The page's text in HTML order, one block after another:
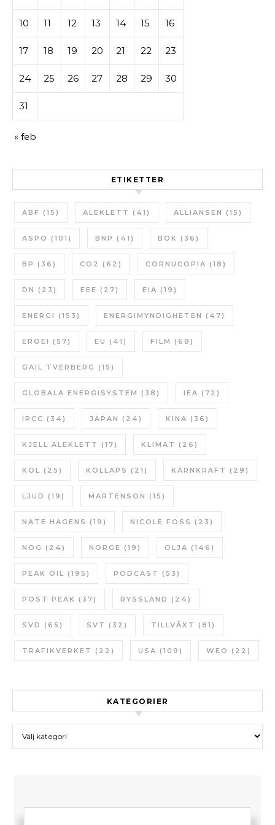
10 11 12 13 14 15 16
17 18 19 20 21 22 23
24 25 26 27 28 29 30
31
« feb
ETIKETTER
ABF (15) ALEKLETT (41) ALLIANSEN (15)
ASPO (101) BNP (41) BOK (36)
BP (36) CO2 (62) CORNUCOPIA (18)
DN (23) EEE (27) EIA (19)
ENERGI (153) ENERGIMYNDIGHETEN (47)
EROEI (57) EU (41) FILM (68)
GAIL TVERBERG (15)
GLOBALA ENERGISYSTEM (38) IEA (72)
IPCC (34) JAPAN (24) KINA (36)
KJELL ALEKLETT (17) KLIMAT (26)
KOL (25) KOLLAPS (21) KÄRNKRAFT (29)
LJUD (19) MARTENSON (15)
NATE HAGENS (19) NICOLE FOSS (23)
NOG (24) NORGE (19) OLJA (146)
PEAK OIL (195) PODCAST (53)
POST PEAK (37) RYSSLAND (24)
SVD (65) SVT (32) TILLVÄXT (81)
TRAFIKVERKET (22) USA (109) WEO (22)
KATEGORIER